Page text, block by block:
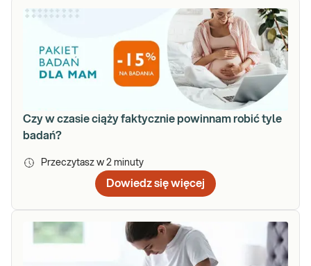
Czy w czasie ciąży faktycznie powinnam robić tyle
badań?
Przeczytasz w 2 minuty
Dowiedz się więcej